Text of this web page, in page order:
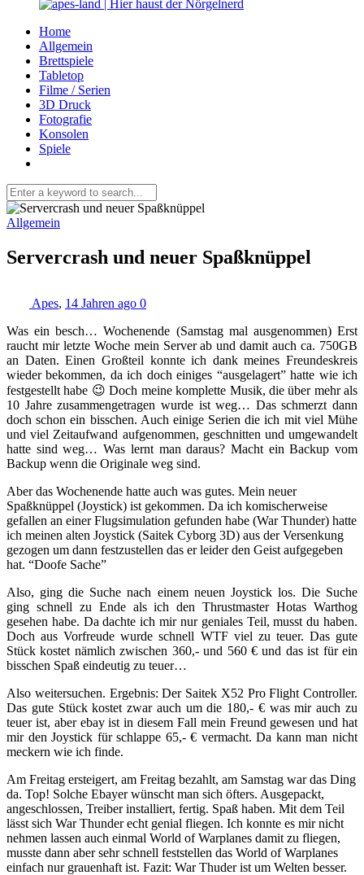
Home
Allgemein
Brettspiele
Tabletop
Filme / Serien
3D Druck
Fotografie
Konsolen
Spiele
Allgemein
Servercrash und neuer Spaßknüppel
Apes, 14 Jahren ago 0
Was ein besch… Wochenende (Samstag mal ausgenommen) Erst
raucht mir letzte Woche mein Server ab und damit auch ca. 750GB
an Daten. Einen Großteil konnte ich dank meines Freundeskreis
wieder bekommen, da ich doch einiges “ausgelagert” hatte wie ich
festgestellt habe 😉 Doch meine komplette Musik, die über mehr als
10 Jahre zusammengetragen wurde ist weg… Das schmerzt dann
doch schon ein bisschen. Auch einige Serien die ich mit viel Mühe
und viel Zeitaufwand aufgenommen, geschnitten und umgewandelt
hatte sind weg… Was lernt man daraus? Macht ein Backup vom
Backup wenn die Originale weg sind.
Aber das Wochenende hatte auch was gutes. Mein neuer
Spaßknüppel (Joystick) ist gekommen. Da ich komischerweise
gefallen an einer Flugsimulation gefunden habe (War Thunder) hatte
ich meinen alten Joystick (Saitek Cyborg 3D) aus der Versenkung
gezogen um dann festzustellen das er leider den Geist aufgegeben
hat. “Doofe Sache”
Also, ging die Suche nach einem neuen Joystick los. Die Suche
ging schnell zu Ende als ich den Thrustmaster Hotas Warthog
gesehen habe. Da dachte ich mir nur geniales Teil, musst du haben.
Doch aus Vorfreude wurde schnell WTF viel zu teuer. Das gute
Stück kostet nämlich zwischen 360,- und 560 € und das ist für ein
bisschen Spaß eindeutig zu teuer…
Also weitersuchen. Ergebnis: Der Saitek X52 Pro Flight Controller.
Das gute Stück kostet zwar auch um die 180,- € was mir auch zu
teuer ist, aber ebay ist in diesem Fall mein Freund gewesen und hat
mir den Joystick für schlappe 65,- € vermacht. Da kann man nicht
meckern wie ich finde.
Am Freitag ersteigert, am Freitag bezahlt, am Samstag war das Ding
da. Top! Solche Ebayer wünscht man sich öfters. Ausgepackt,
angeschlossen, Treiber installiert, fertig. Spaß haben. Mit dem Teil
lässt sich War Thunder echt genial fliegen. Ich konnte es mir nicht
nehmen lassen auch einmal World of Warplanes damit zu fliegen,
musste dann aber sehr schnell feststellen das World of Warplanes
einfach nur grauenhaft ist. Fazit: War Thuder ist um Welten besser.